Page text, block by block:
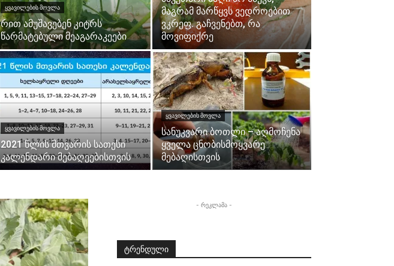
ᲧᲕᲐᲕᲘᲚᲔᲑᲘᲡ ᲛᲝᲕᲚᲐ
რით ამუშავებენ კიტრს
წარმატებული მეაგარაკეები
მაგრამ მარწყვს ვედროებით
ვკრეფ. გაჩვენებთ, რა
მოვიფიქრე
ᲧᲕᲐᲕᲘᲚᲔᲑᲘᲡ ᲛᲝᲕᲚᲐ
2021 წლის მთვარის სათესი
კალენდარი მებაღეებისთვის
ᲧᲕᲐᲕᲘᲚᲔᲑᲘᲡ ᲛᲝᲕᲚᲐ
სანუკვარი ბოთლი – აღმოჩენა
ყველა ცნობისმოყვარე
მებაღისთვის
- რეკლამა -
ტრენდული